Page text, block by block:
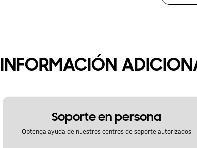
INFORMACIÓN
Soporte en persona
Obtenga ayuda de nuestros centros de soporte autorizados